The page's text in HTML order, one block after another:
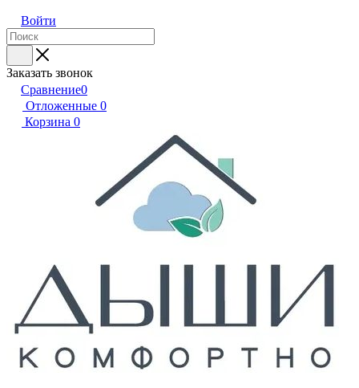
Войти
Заказать звонок
Сравнение0
Отложенные 0
Корзина 0